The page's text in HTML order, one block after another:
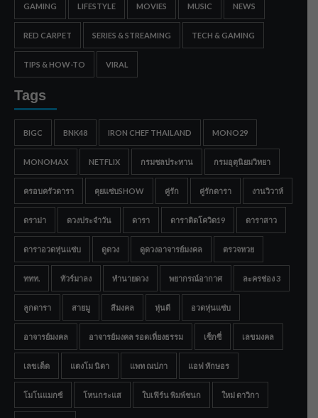
GAMING LIFESTYLE MOVIES MUSIC NEWS
RED CARPET SERIES & STREAMING TECH & GAMING
TIPS & HOW-TO VIRAL
Tags
BIGC BNK48 IRON CHEF THAILAND MONO29
MONOMAX NETFLIX กรมชลประทาน กรมอุตุนิยมวิทยา
ครอบครัวดารา คุยแซ่บSHOW คู่รัก คู่รักดารา งานวิวาห์
ดราม่า ดวงประจำวัน ดารา ดาราติดโควิด19 ดาราสาว
ดาราอวดหุ่นแซ่บ ดูดวง ดูดวงอาจารย์มงคล ตรวจหวย
ททท. ทัวร์มาลง ทำนายดวง พยากรณ์อากาศ ละครช่อง 3
ลูกดารา สายมู สีมงคล หุ่นดี อวดหุ่นแซ่บ
อาจารย์มงคล อาจารย์มงคล รอดเที่ยงธรรม เซ็กซี่ เลขมงคล
เลขเด็ด แตงโม นิดา แพท ณปภา แอฟ ทักษอร
โมโนแมกซ์ โหนกระแส ใบเฟิร์น พิมพ์ชนก ใหม่ ดาวิกา